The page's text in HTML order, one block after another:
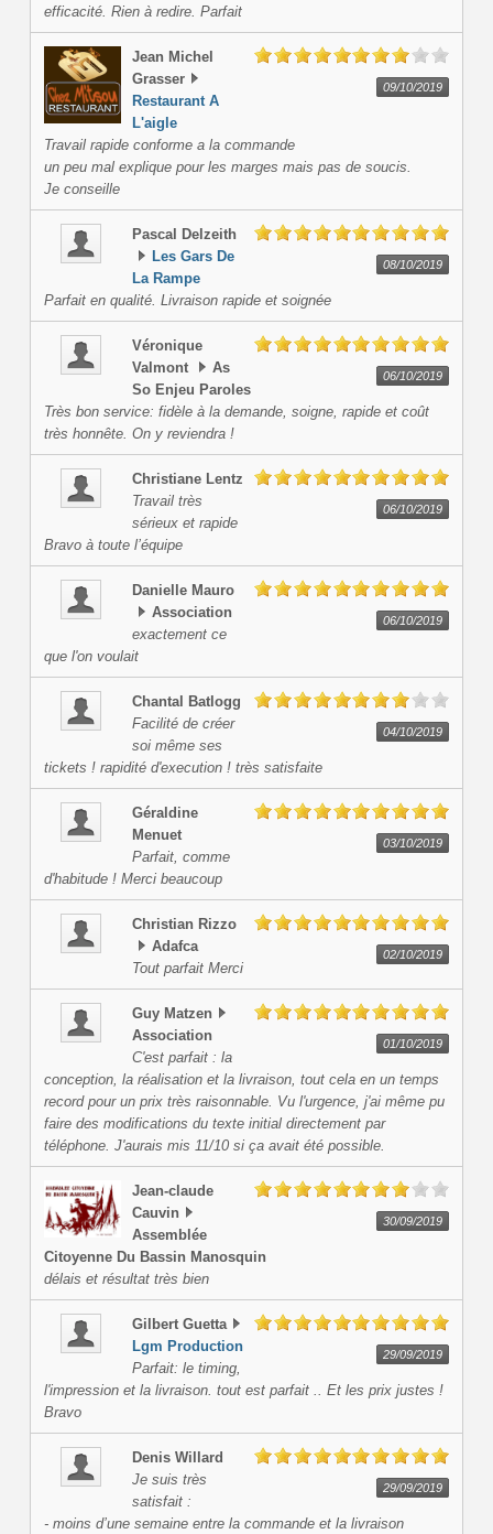
efficacité. Rien à redire. Parfait
09/10/2019
Jean Michel
Grasser
Restaurant A
L'aigle
Travail rapide conforme a la commande
un peu mal explique pour les marges mais pas de soucis.
Je conseille
08/10/2019
Pascal Delzeith
Les Gars De
La Rampe
Parfait en qualité. Livraison rapide et soignée
06/10/2019
Véronique
Valmont
As
So Enjeu Paroles
Très bon service: fidèle à la demande, soigne, rapide et coût
très honnête. On y reviendra !
06/10/2019
Christiane Lentz
Travail très
sérieux et rapide
Bravo à toute l’équipe
06/10/2019
Danielle Mauro
Association
exactement ce
que l'on voulait
04/10/2019
Chantal Batlogg
Facilité de créer
soi même ses
tickets ! rapidité d'execution ! très satisfaite
03/10/2019
Géraldine
Menuet
Parfait, comme
d'habitude ! Merci beaucoup
02/10/2019
Christian Rizzo
Adafca
Tout parfait Merci
01/10/2019
Guy Matzen
Association
C'est parfait : la
conception, la réalisation et la livraison, tout cela en un temps
record pour un prix très raisonnable. Vu l'urgence, j'ai même pu
faire des modifications du texte initial directement par
téléphone. J'aurais mis 11/10 si ça avait été possible.
30/09/2019
Jean-claude
Cauvin
Assemblée
Citoyenne Du Bassin Manosquin
délais et résultat très bien
29/09/2019
Gilbert Guetta
Lgm Production
Parfait: le timing,
l'impression et la livraison. tout est parfait .. Et les prix justes !
Bravo
29/09/2019
Denis Willard
Je suis très
satisfait :
- moins d’une semaine entre la commande et la livraison